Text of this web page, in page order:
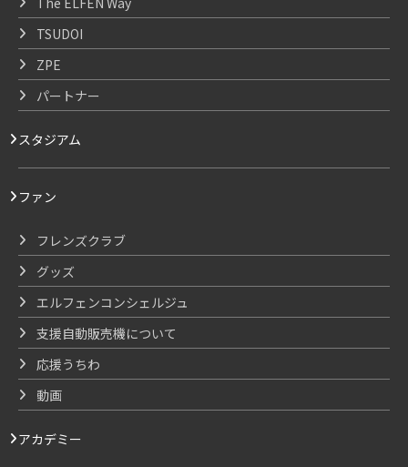
TSUDOI
ZPE
パートナー
スタジアム
ファン
フレンズクラブ
グッズ
エルフェンコンシェルジュ
支援自動販売機について
応援うちわ
動画
アカデミー